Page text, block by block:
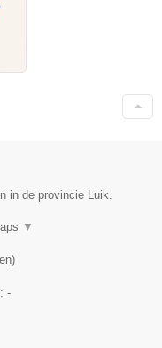
in de provincie Luik.
▼
)
-